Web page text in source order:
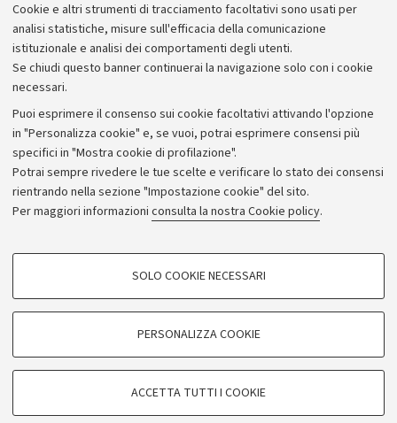
Cookie e altri strumenti di tracciamento facoltativi sono usati per
analisi statistiche, misure sull'efficacia della comunicazione
istituzionale e analisi dei comportamenti degli utenti.
Se chiudi questo banner continuerai la navigazione solo con i cookie
necessari.
Puoi esprimere il consenso sui cookie facoltativi attivando l'opzione
in "Personalizza cookie" e, se vuoi, potrai esprimere consensi più
specifici in "Mostra cookie di profilazione".
Potrai sempre rivedere le tue scelte e verificare lo stato dei consensi
rientrando nella sezione "Impostazione cookie" del sito.
Per maggiori informazioni consulta la nostra Cookie policy.
COOKIE DI PROFILAZIONE - FACOLTATIVI
COOKIE TECNICI - NECESSARI
SOLO COOKIE NECESSARI
PERSONALIZZA COOKIE
ACCETTA TUTTI I COOKIE
Archivio
Comunicati stampa
Redazione
Rassegna stampa
© Copyright 2026 - ALMA MATER STUDIORUM - Università di
Bologna - Via Zamboni, 33 - 40126 Bologna - PI: 01131710376 -
CF: 80007010376